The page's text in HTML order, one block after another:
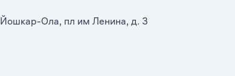
Йошкар-Ола, пл им Ленина, д. 3